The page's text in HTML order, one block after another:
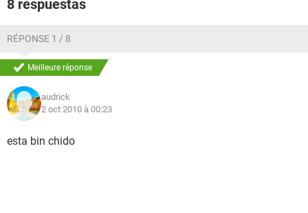
8 respuestas
RÉPONSE 1 / 8
Meilleure réponse
audrick
2 oct 2010 à 00:23
esta bin chido